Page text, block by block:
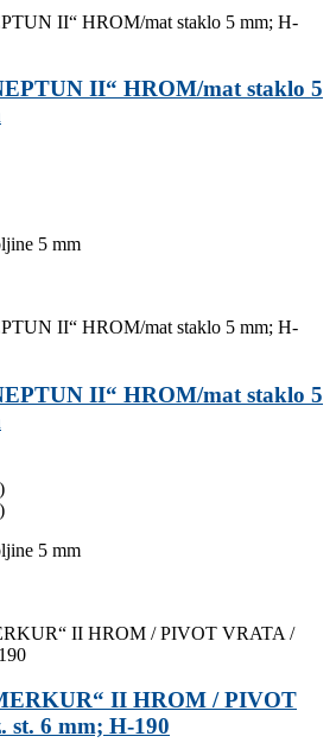
II“ HROM/mat staklo 5
5 mm
II“ HROM/mat staklo 5
5 mm
II HROM / PIVOT
st. 6 mm; H-190